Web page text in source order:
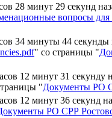
28 минут 29 секунд
вопросы
34 минуты 44 секунды
" со страницы "
12 минут 31 секунду
"Документы РО
12 минут 36 секунд
РО СРР